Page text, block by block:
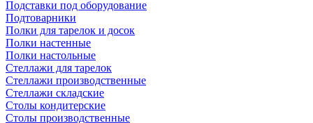
Подставки под оборудование
Подтоварники
Полки для тарелок и досок
Полки настенные
Полки настольные
Стеллажи для тарелок
Стеллажи производственные
Стеллажи складские
Столы кондитерские
Столы производственные